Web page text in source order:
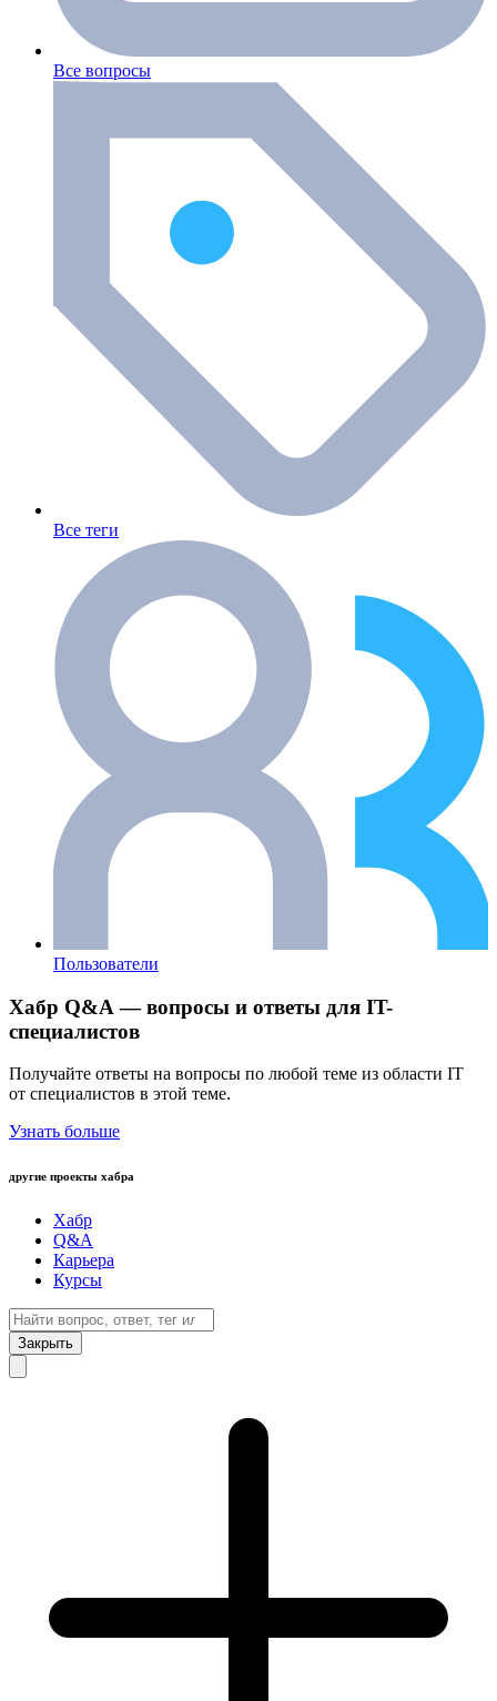
Все вопросы
Все теги
Пользователи
Хабр Q&A — вопросы и ответы для IT-
специалистов
Получайте ответы на вопросы по любой теме из области IT
от специалистов в этой теме.
Узнать больше
другие проекты хабра
Хабр
Q&A
Карьера
Курсы
Закрыть